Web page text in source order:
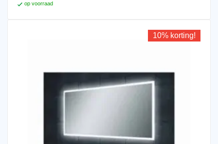
op voorraad
productpagina
10% korting!